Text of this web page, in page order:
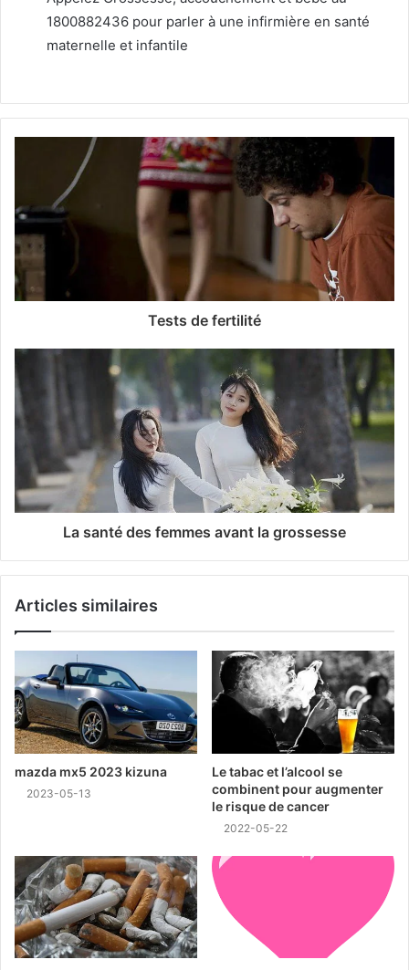
1800882436 pour parler à une infirmière en santé
maternelle et infantile
Tests de fertilité
La santé des femmes avant la grossesse
Articles similaires
mazda mx5 2023 kizuna
2023-05-13
Le tabac et l’alcool se
combinent pour augmenter
le risque de cancer
2022-05-22